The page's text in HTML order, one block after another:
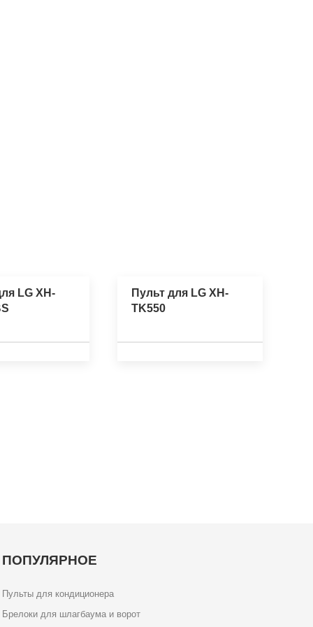
LG XH-
Пульт для LG XH-
TK550
ПОПУЛЯРНОЕ
Пульты для кондиционера
Брелоки для шлагбаума и ворот